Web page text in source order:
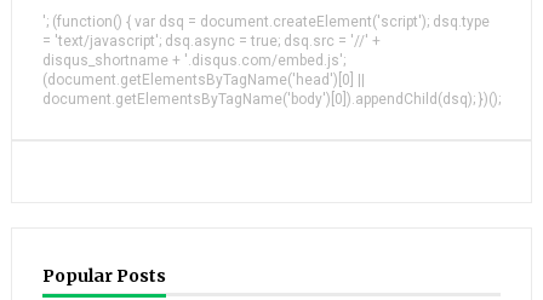
'; (function() { var dsq = document.createElement('script'); dsq.type
= 'text/javascript'; dsq.async = true; dsq.src = '//' +
disqus_shortname + '.disqus.com/embed.js';
(document.getElementsByTagName('head')[0] ||
document.getElementsByTagName('body')[0]).appendChild(dsq); })();
Popular Posts